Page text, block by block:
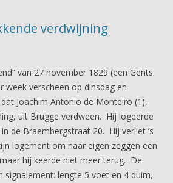
verdwijning
van 27 november 1829 (een Gents
week verscheen op dinsdag en
Joachim Antonio de Monteiro (1),
uit Brugge verdween. Hij logeerde
de Braembergstraat 20. Hij verliet ’s
logement om naar eigen zeggen een
hij keerde niet meer terug. De
signalement: lengte 5 voet en 4 duim,